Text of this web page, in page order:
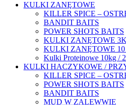
KULKI ZANĘTOWE
KILLER SPICE –
BANDIT BAITS
POWER SHOTS BAITS
KULKI ZANĘTOWE
KULKI ZANĘTOWE
Kulki Proteinowe 10kg /
KULKI HACZYKOWE /
KILLER SPICE –
POWER SHOTS BAITS
BANDIT BAITS
MUD W ZALEWWIE